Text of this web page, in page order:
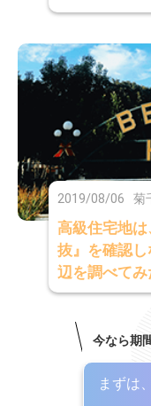
2019/08/06 菊
高級住宅地
抜』を確認
辺を調べてみ
今なら期
まずは